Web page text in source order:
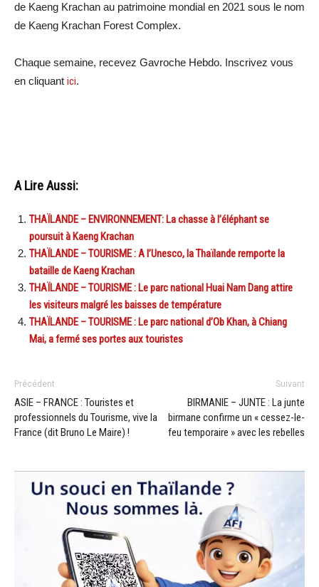
de Kaeng Krachan au patrimoine mondial en 2021 sous le nom
de Kaeng Krachan Forest Complex.
Chaque semaine, recevez Gavroche Hebdo. Inscrivez vous
en cliquant ici.
A Lire Aussi:
THAÏLANDE – ENVIRONNEMENT: La chasse à l’éléphant se
poursuit à Kaeng Krachan
THAÏLANDE – TOURISME : A l’Unesco, la Thaïlande remporte la
bataille de Kaeng Krachan
THAÏLANDE – TOURISME : Le parc national Huai Nam Dang attire
les visiteurs malgré les baisses de température
THAÏLANDE – TOURISME : Le parc national d’Ob Khan, à Chiang
Mai, a fermé ses portes aux touristes
Précédent
ASIE – FRANCE : Touristes et
professionnels du Tourisme, vive la
France (dit Bruno Le Maire) !
Suivant
BIRMANIE – JUNTE : La junte
birmane confirme un « cessez-le-
feu temporaire » avec les rebelles